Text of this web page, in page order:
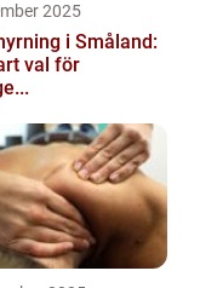
2025
i Småland:
val för